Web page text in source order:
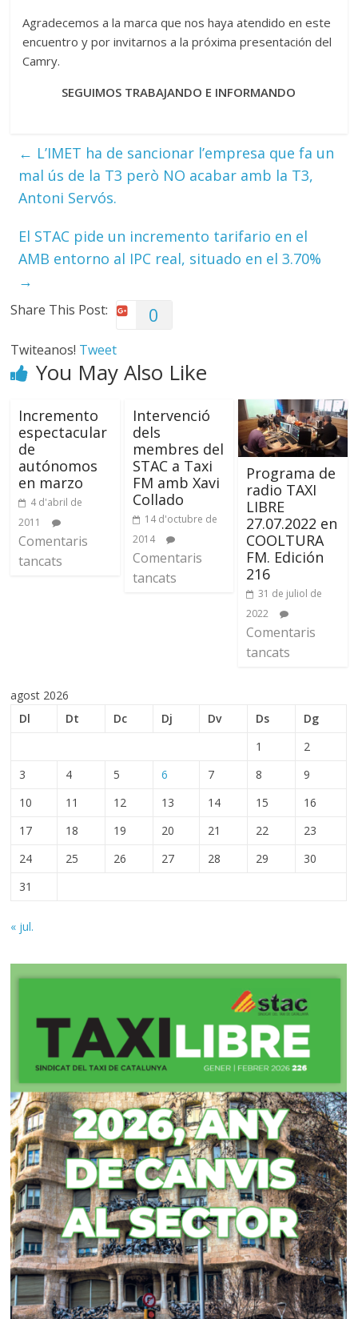
Agradecemos a la marca que nos haya atendido en este
encuentro y por invitarnos a la próxima presentación del
Camry.
SEGUIMOS TRABAJANDO E INFORMANDO
← L’IMET ha de sancionar l’empresa que fa un
mal ús de la T3 però NO acabar amb la T3,
Antoni Servós.
El STAC pide un incremento tarifario en el
AMB entorno al IPC real, situado en el 3.70%
→
Share This Post: 0
Twiteanos! Tweet
You May Also Like
Incremento
espectacular
de
autónomos
en marzo
4 d'abril de
2011
Comentaris
tancats
Intervenció
dels
membres del
STAC a Taxi
FM amb Xavi
Collado
14 d'octubre de
2014
Comentaris
tancats
Programa de
radio TAXI
LIBRE
27.07.2022 en
COOLTURA
FM. Edición
216
31 de juliol de
2022
Comentaris
tancats
agost 2026
Dl
Dt Dc Dj Dv Ds
Dg
1
2
3
4 5 6 7 8
9
10
11 12 13 14 15
16
17
18 19 20 21 22
23
24
25 26 27 28 29
30
31
« jul.